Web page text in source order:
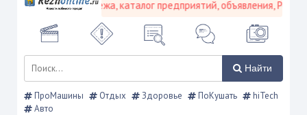
- Новости Режа, каталог предприятий, объявления,
Найти
ПроМашины Отдых Здоровье ПоКушать
hiTech
Авто